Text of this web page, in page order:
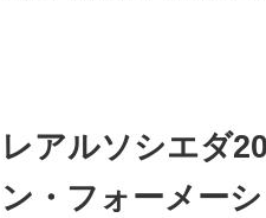
レアルソシエダ
ン・フォーメー